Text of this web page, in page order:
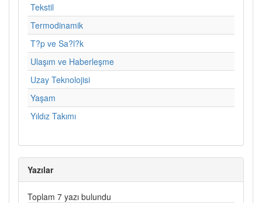
Tekstil
Termodinamik
T?p ve Sa?l?k
Ulaşım ve Haberleşme
Uzay Teknolojisi
Yaşam
Yıldız Takımı
Yazılar
Toplam 7 yazı bulundu